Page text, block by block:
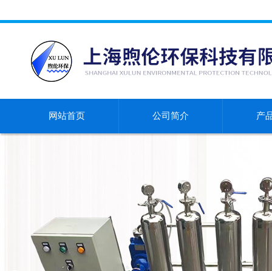
网站首页 公司简介 产